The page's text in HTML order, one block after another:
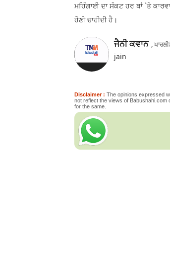
ਮਹਿੰਗਾਈ ਦਾ ਸੰਕਟ ਹਰ ਥਾਂ `ਤੇ
ਹੋਣੀ ਚਾਹੀਦੀ ਹੈ।
ਜੈਨੀ ਕਵਾਨ ,
jain
Disclaimer : The opinions expressed
not reflect the views of
for the same.